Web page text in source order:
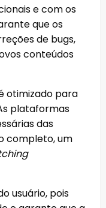
e com os
que os
de bugs,
conteúdos
otimizado para
plataformas
das
completo, um
usuário, pois